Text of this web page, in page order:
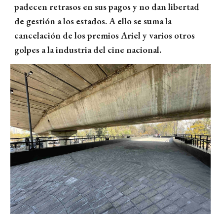
padecen retrasos en sus pagos y no dan libertad
de gestión a los estados. A ello se suma la
cancelación de los premios Ariel y varios otros
golpes a la industria del cine nacional.